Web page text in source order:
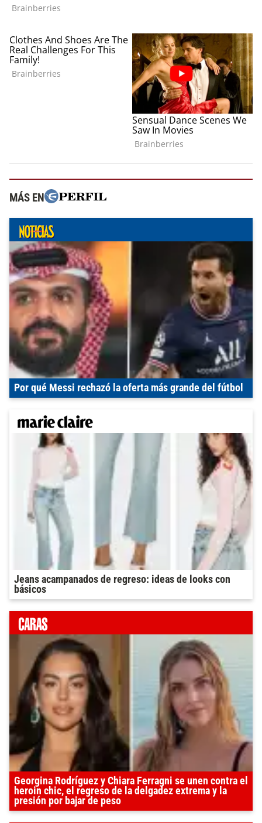
MÁS EN
Por qué Messi rechazó la oferta más grande del fútbol
Jeans acampanados de regreso: ideas de looks con
básicos
Georgina Rodríguez y Chiara Ferragni se unen contra el
heroin chic, el regreso de la delgadez extrema y la
presión por bajar de peso